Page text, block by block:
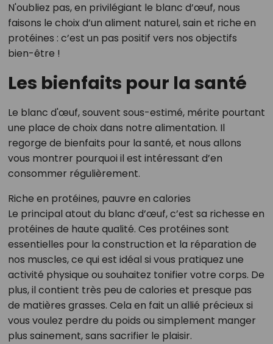
N'oubliez pas, en privilégiant le blanc d’œuf, nous
faisons le choix d’un aliment naturel, sain et riche en
protéines : c’est un pas positif vers nos objectifs
bien-être !
Les bienfaits pour la santé
Le blanc d'œuf, souvent sous-estimé, mérite pourtant
une place de choix dans notre alimentation. Il
regorge de bienfaits pour la santé, et nous allons
vous montrer pourquoi il est intéressant d’en
consommer régulièrement.
Riche en protéines, pauvre en calories
Le principal atout du blanc d’œuf, c’est sa richesse en
protéines de haute qualité. Ces protéines sont
essentielles pour la construction et la réparation de
nos muscles, ce qui est idéal si vous pratiquez une
activité physique ou souhaitez tonifier votre corps. De
plus, il contient très peu de calories et presque pas
de matières grasses. Cela en fait un allié précieux si
vous voulez perdre du poids ou simplement manger
plus sainement, sans sacrifier le plaisir.